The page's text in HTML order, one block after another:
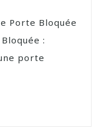
Porte Bloquée
:
porte